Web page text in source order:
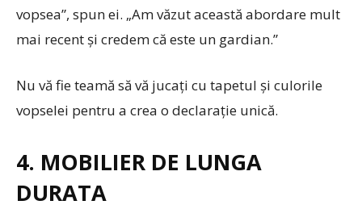
vopsea”, spun ei. „Am văzut această abordare mult
mai recent și credem că este un gardian.”
Nu vă fie teamă să vă jucați cu tapetul și culorile
vopselei pentru a crea o declarație unică.
4. MOBILIER DE LUNGA
DURATA